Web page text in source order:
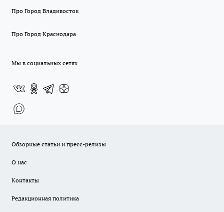
Про Город Владивосток
Про Город Краснодара
Мы в социальных сетях
Обзорные статьи и пресс-релизы
О нас
Контакты
Редакционная политика